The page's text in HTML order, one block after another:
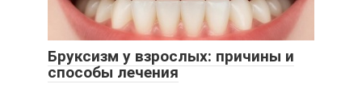
Бруксизм у взрослых: причины и
способы лечения